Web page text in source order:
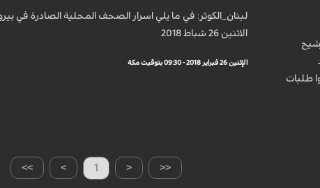
مرشحين قدموا طلبات
لبنان_الكوثر: في ما يلي اسرار الصحف المحلية الصادرة في
الاثنين 26 شباط 2018
الإثنين 26 فبراير 2018 - 09:30 بتوقيت مكة
>> > 1 < <<